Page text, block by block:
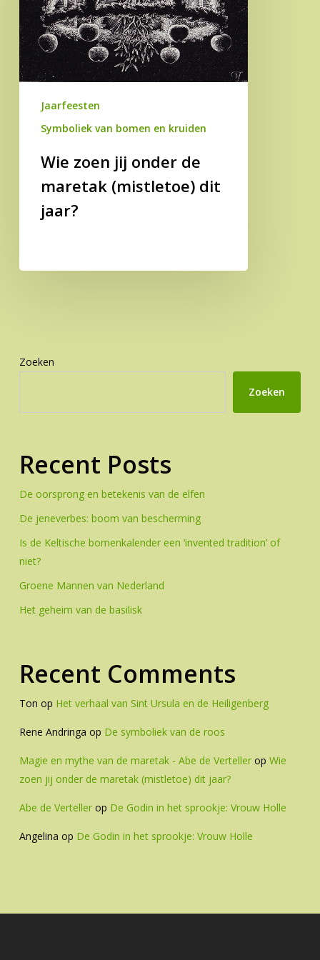
maretak
(mistletoe)
dit
jaar?
Jaarfeesten
Symboliek van bomen en kruiden
Wie zoen jij onder de
maretak (mistletoe) dit
jaar?
Zoeken
Zoeken
Recent Posts
De oorsprong en betekenis van de elfen
De jeneverbes: boom van bescherming
Is de Keltische bomenkalender een ‘invented tradition’ of
niet?
Groene Mannen van Nederland
Het geheim van de basilisk
Recent Comments
Ton op Het verhaal van Sint Ursula en de Heiligenberg
Rene Andringa op De symboliek van de roos
Magie en mythe van de maretak - Abe de Vertellerop Wie
zoen jij onder de maretak (mistletoe) dit jaar?
Abe de Vertellerop De Godin in het sprookje: Vrouw Holle
Angelina op De Godin in het sprookje: Vrouw Holle